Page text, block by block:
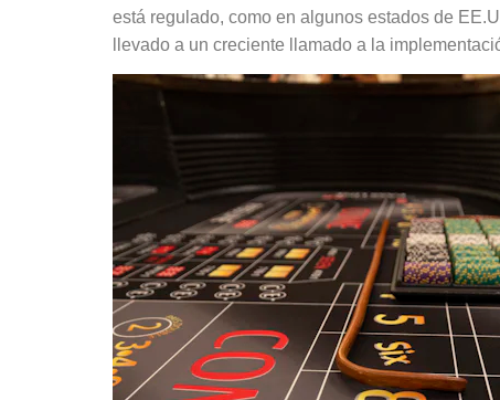
está regulado, como en algunos estados de
llevado a un creciente llamado a la